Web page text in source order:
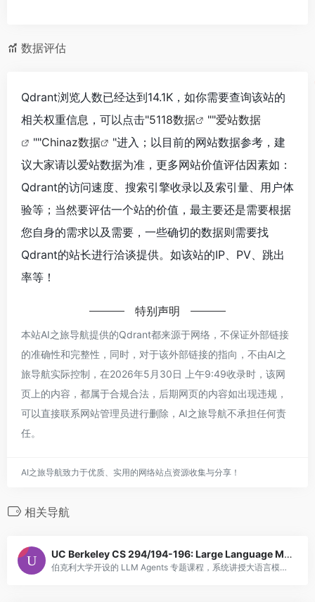
数据评估
Qdrant浏览人数已经达到14.1K，如你需要查询该站的
相关权重信息，可以点击"5118数据 ""爱站数据
""Chinaz数据
"进入；以目前的网站数据参考，建
议大家请以爱站数据为准，更多网站价值评估因素如：
Qdrant的访问速度、搜索引擎收录以及索引量、用户体
验等；当然要评估一个站的价值，最主要还是需要根据
您自身的需求以及需要，一些确切的数据则需要找
Qdrant的站长进行洽谈提供。如该站的IP、PV、跳出
率等！
特别声明
本站AI之旅导航提供的Qdrant都来源于网络，不保证外部链接
的准确性和完整性，同时，对于该外部链接的指向，不由AI之
旅导航实际控制，在2026年5月30日 上午9:49收录时，该网
页上的内容，都属于合规合法，后期网页的内容如出现违规，
可以直接联系网站管理员进行删除，AI之旅导航不承担任何责
任。
AI之旅导航致力于优质、实用的网络站点资源收集与分享！
相关导航
UC Berkeley CS 294/194-196: Large Language Model Agents
伯克利大学开设的 LLM Agents 专题课程，系统讲授大语言模型智能体的核心概念与技术栈。课程涵盖推理与规划、工具使用与函数调用、多智能体协作、记忆与检索增强生成（RAG）、安全与对齐等关键主题。由 Dawn Song 等教授主讲，每期